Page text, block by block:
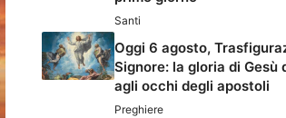
Santi
Oggi 6 agosto,
Signore: la gloria di Gesù
agli occhi degli apostoli
Preghiere